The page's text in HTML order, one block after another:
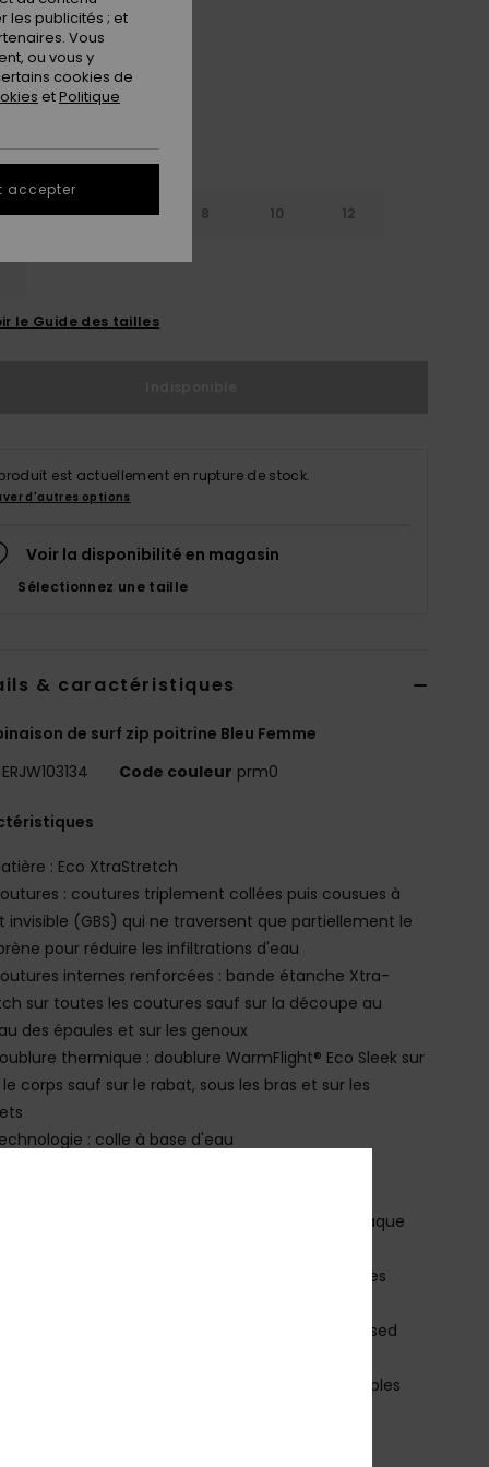
Surf The Web
4 6 8 10 12
le Guide des tailles
est actuellement en rupture de stock.
d'autres options
Voir la disponibilité en magasin
Sélectionnez une taille
& caractéristiques
de surf zip poitrine Bleu Femme
ERJW103134 Code couleur prm0
: Eco XtraStretch
: coutures triplement collées puis cousues à
invisible (GBS) qui ne traversent que partiellement le
pour réduire les infiltrations d'eau
internes renforcées : bande étanche Xtra-
sur toutes les coutures sauf sur la découpe au
des épaules et sur les genoux
thermique : doublure WarmFlight® Eco Sleek sur
corps sauf sur le rabat, sous les bras et sur les
: colle à base d'eau
En raison de la technique d'impression utilisée, chaque
Ruban élastique Flush Lock 2.0 sur les poignets et les
Extrémités du col, des poignets et des chevilles Fused
Protège-genoux Supratex résistants, légers et souples
les publicités ; et
Vous
ou vous y
cookies de
etPolitique
accepter